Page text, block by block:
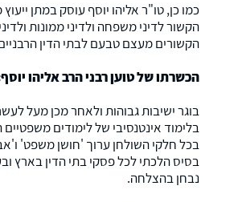
כמו כן, טו"ר אליהו יוסף עוסק במתן
הקשור לדיני משפחה ולדיני ממונות
הקשורים מעצם טבעם לבתי הדין
הכשרתו של טוען רבני הרב אליהו
בוגר ישיבות גבוהות ולאחר מכן מעל
בלימוד אינטנסיבי של לימודים משפטיים
בכל חלקי השולחן ערוך 'חושן משפט'
בסיס הלכתי לכל פסקי בתי הדין בארץ
נבחן בהצלחה.